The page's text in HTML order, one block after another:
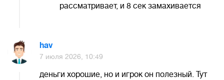
рассматривает, и 8 сек замахивается
hav
7 июля 2026, 10:49
деньги хорошие, но и игрок он полезный. Тут